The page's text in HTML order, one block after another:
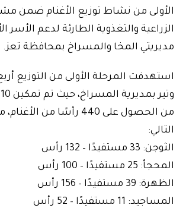
الأولى من نشاط توزيع الأغنام ضمن
الزراعية والتغذوية الطارئة لدعم الأسر
مديريتي المخا والمسراخ بمحافظة تعز.
استهدفت المرحلة الأولى من التوزيع
من الحصول على 440 رأسًا من
التالي:
الثوجن: 33 مستفيدًا – 132 رأس
المحجأ: 25 مستفيدًا – 100 رأس
الظهرة: 39 مستفيدًا – 156 رأس
المساجيد: 11 مستفيدًا – 52 رأس